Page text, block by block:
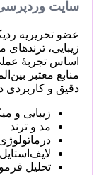
سایت
عضو تحریریه
زیبایی، ترندهای
اساس تجربهٔ
منابع معتبر
دقیق و کاربردی
زیبایی و
مد و ترند
تحلیل